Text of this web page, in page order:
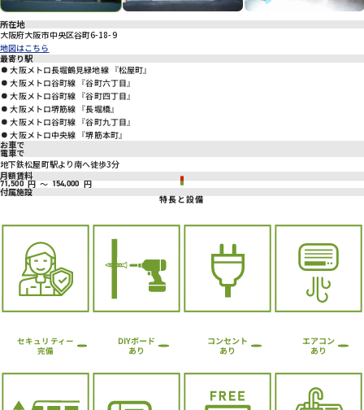
所在地
大阪府大阪市中央区谷町6-18-9
地図はこちら
最寄り駅
大阪メトロ長堀鶴見緑地線 『松屋町』
大阪メトロ谷町線 『谷町六丁目』
大阪メトロ谷町線 『谷町四丁目』
大阪メトロ堺筋線 『長堀橋』
大阪メトロ谷町線 『谷町九丁目』
大阪メトロ中央線 『堺筋本町』
お車で
電車で
地下鉄松屋町駅より南へ徒歩3分
月額賃料
71,500 円 ～ 154,000 円
付属施設
特長と設備
セキュリティー
完備
DIYボード
あり
コンセント
あり
エアコン
あり